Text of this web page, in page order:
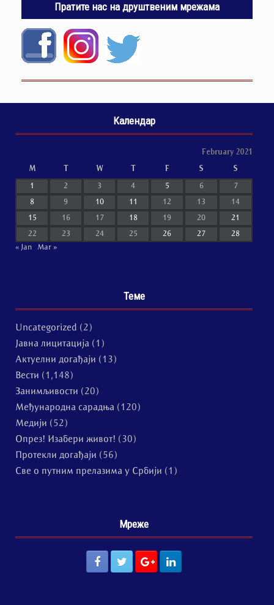
Пратите нас на друштвеним мрежама
Календар
February 2021
M T W T F S S
1 2 3 4 5 6 7
8 9 10 11 12 13 14
15 16 17 18 19 20 21
22 23 24 25 26 27
28
« Jan
Mar »
Теме
Uncategorized (2)
Јавна лицитација (1)
Актуелни догађаји (13)
Вести (1,148)
Занимљивости (20)
Међународна сарадња (120)
Медији (52)
Опрез! Изабери живот! (30)
Протекли догађаји (56)
Све о путним прелазима у Србији (1)
Мреже